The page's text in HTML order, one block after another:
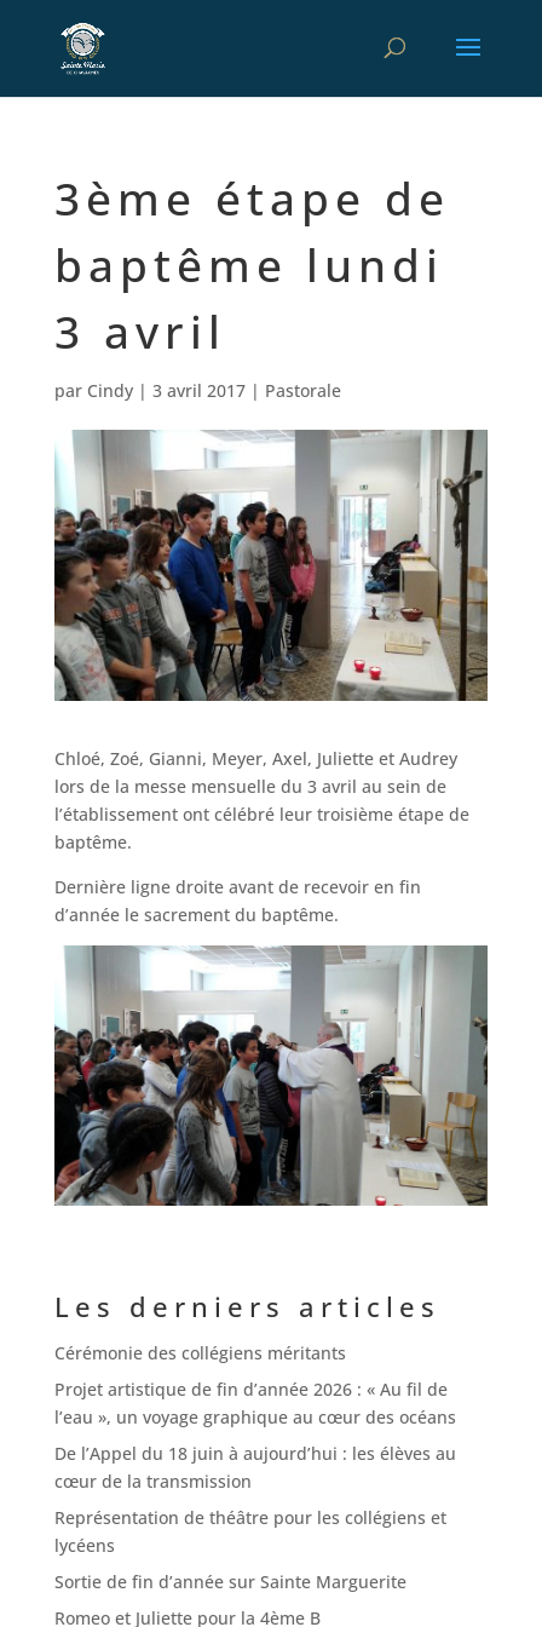
3ème étape de
baptême lundi
3 avril
par Cindy| 3 avril 2017| Pastorale
Chloé, Zoé, Gianni, Meyer, Axel, Juliette et Audrey
lors de la messe mensuelle du 3 avril au sein de
l’établissement ont célébré leur troisième étape de
baptême.
Dernière ligne droite avant de recevoir en fin
d’année le sacrement du baptême.
Les derniers articles
Cérémonie des collégiens méritants
Projet artistique de fin d’année 2026 : « Au fil de
l’eau », un voyage graphique au cœur des océans
De l’Appel du 18 juin à aujourd’hui : les élèves au
cœur de la transmission
Représentation de théâtre pour les collégiens et
lycéens
Sortie de fin d’année sur Sainte Marguerite
Romeo et Juliette pour la 4ème B